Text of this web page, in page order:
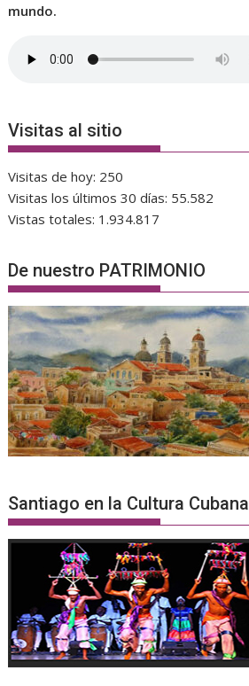
mundo.
Visitas al sitio
Visitas de hoy: 250
Visitas los últimos 30 días: 55.582
Vistas totales: 1.934.817
De nuestro PATRIMONIO
Santiago en la Cultura Cubana